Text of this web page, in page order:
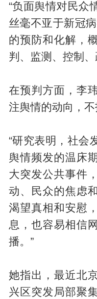
“负面舆情对民众
丝毫不亚于新冠
的预防和化解，
判、监测、控制、
在预判方面，李
注舆情的动向，不
“研究表明，社会
舆情频发的温床
大突发公共事件
动、民众的焦虑
渴望真相和安慰
息，也容易相信
播。”
她指出，最近北
兴区突发局部聚